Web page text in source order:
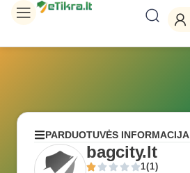
PARDUOTUVĖS INFORMACIJA
bagcity.lt
1(1)